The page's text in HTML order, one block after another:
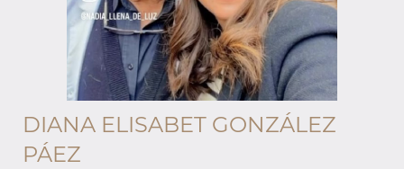
DIANA ELISABET GONZÁLEZ
PÁEZ